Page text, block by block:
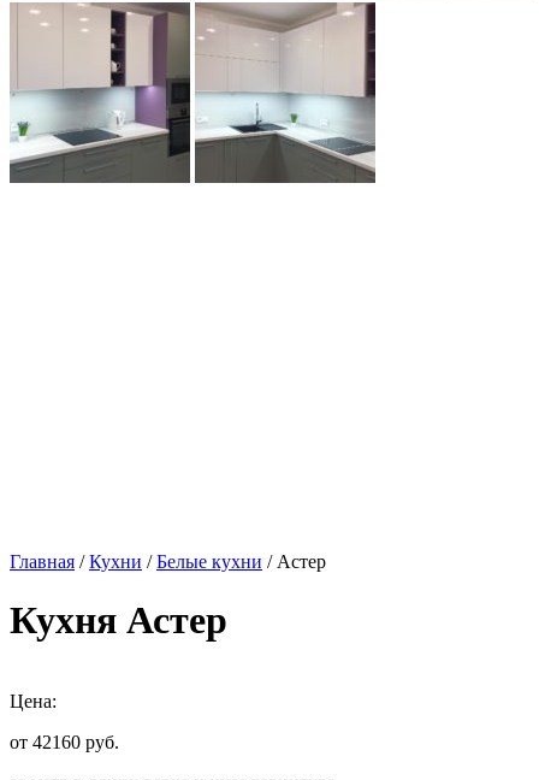
Главная /Кухни /Белые кухни / Астер
Кухня Астер
Цена:
от 42160 руб.